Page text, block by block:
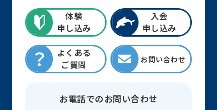
体験
申し込み
入会
申し込み
よくある
ご質問
お問い合わせ
お電話でのお問い合わせ